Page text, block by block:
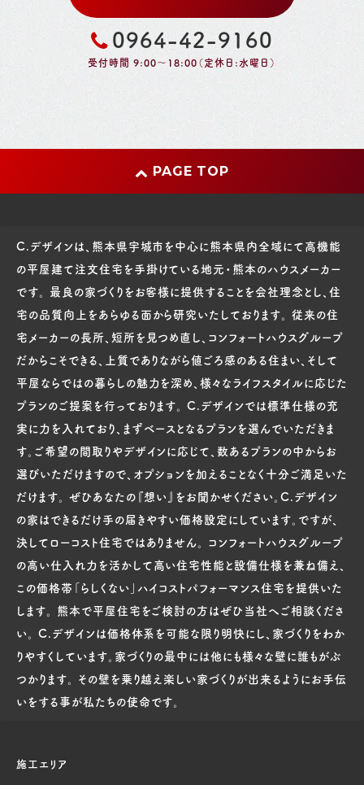
0964-42-9160
受付時間 9:00～18:00（定休日:水曜日）
PAGE TOP
C.デザインは、熊本県宇城市を中心に熊本県内全域にて高機能
の平屋建て注文住宅を手掛けている地元・熊本のハウスメーカー
です。 最良の家づくりをお客様に提供することを会社理念とし、住
宅の品質向上をあらゆる面から研究いたしております。 従来の住
宅メーカーの長所、短所を見つめ直し、コンフォートハウスグループ
だからこそできる、上質でありながら値ごろ感のある住まい、そして
平屋ならではの暮らしの魅力を深め、様々なライフスタイルに応じた
プランのご提案を行っております。 C.デザインでは標準仕様の充
実に力を入れており、まずベースとなるプランを選んでいただきま
す。ご希望の間取りやデザインに応じて、数あるプランの中からお
選びいただけますので、オプションを加えることなく十分ご満足いた
だけます。 ぜひあなたの『想い』をお聞かせください。C.デザイン
の家はできるだけ手の届きやすい価格設定にしています。ですが、
決してローコスト住宅ではありません。 コンフォートハウスグループ
の高い仕入れ力を活かして高い住宅性能と設備仕様を兼ね備え、
この価格帯「らしくない」ハイコストパフォーマンス住宅を提供いた
します。 熊本で平屋住宅をご検討の方はぜひ当社へご相談くださ
い。 C.デザインは価格体系を可能な限り明快にし、家づくりをわか
りやすくしています。家づくりの最中には他にも様々な壁に誰もがぶ
つかります。 その壁を乗り越え楽しい家づくりが出来るようにお手伝
いをする事が私たちの使命です。
施工エリア